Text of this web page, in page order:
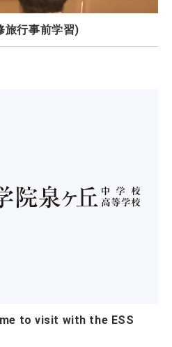
旅行事前学習)
to visit with the ESS